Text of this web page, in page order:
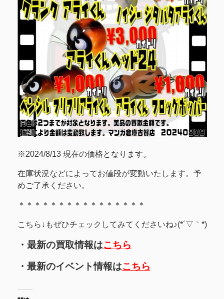
※2024/8/13 現在の価格となります。
在庫状況などによってお値段が変動いたします。予
めご了承ください。
＊＊＊＊＊＊＊＊＊＊＊＊＊＊＊＊
こちら↓もぜひチェックしてみてくださいね♪(*´▽｀*)
・最新の買取情報はこちら
・最新のイベント情報はこちら